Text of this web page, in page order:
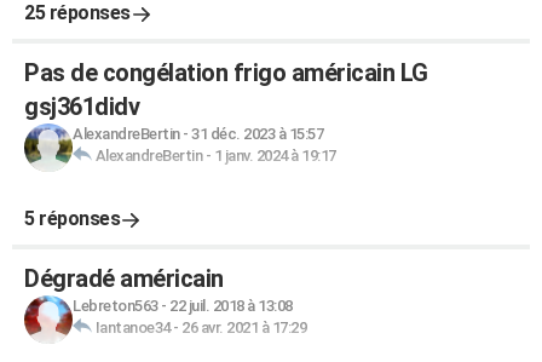
25 réponses
Pas de congélation frigo américain LG
gsj361didv
AlexandreBertin- 31 déc. 2023 à 15:57
AlexandreBertin- 1 janv. 2024 à 19:17
5 réponses
Dégradé américain
Lebreton563- 22 juil. 2018 à 13:08
Iantanoe34- 26 avr. 2021 à 17:29